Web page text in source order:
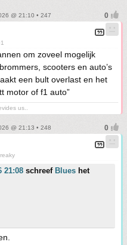
@ 21:10 • 247
om zoveel mogelijk
scooters en auto’s
een bult overlast en het
motor of f1 auto”
us..
@ 21:13 • 248
21:08 schreef Blues het